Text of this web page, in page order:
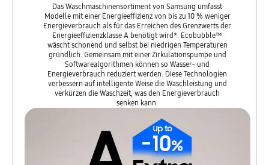
Das Waschmaschinensortiment von Samsung umfasst
Modelle mit einer Energieeffizienz von bis zu 10 % weniger
Energieverbrauch als für das Erreichen des Grenzwerts der
Energieeffizienzklasse A benötigt wird*. Ecobubble™
wäscht schonend und selbst bei niedrigen Temperaturen
gründlich. Gemeinsam mit einer Zirkulationspumpe und
Softwarealgorithmen können so Wasser- und
Energieverbrauch reduziert werden. Diese Technologien
verbessern auf intelligente Weise die Waschleistung und
verkürzen die Waschzeit, was den Energieverbrauch
senken kann.